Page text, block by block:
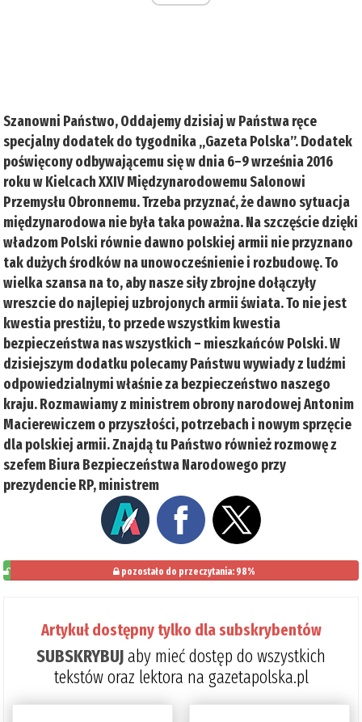
Szanowni Państwo, Oddajemy dzisiaj w Państwa ręce
specjalny dodatek do tygodnika „Gazeta Polska”. Dodatek
poświęcony odbywającemu się w dnia 6–9 września 2016
roku w Kielcach XXIV Międzynarodowemu Salonowi
Przemysłu Obronnemu. Trzeba przyznać, że dawno sytuacja
międzynarodowa nie była taka poważna. Na szczęście dzięki
władzom Polski równie dawno polskiej armii nie przyznano
tak dużych środków na unowocześnienie i rozbudowę. To
wielka szansa na to, aby nasze siły zbrojne dołączyły
wreszcie do najlepiej uzbrojonych armii świata. To nie jest
kwestia prestiżu, to przede wszystkim kwestia
bezpieczeństwa nas wszystkich – mieszkańców Polski. W
dzisiejszym dodatku polecamy Państwu wywiady z ludźmi
odpowiedzialnymi właśnie za bezpieczeństwo naszego
kraju. Rozmawiamy z ministrem obrony narodowej Antonim
Macierewiczem o przyszłości, potrzebach i nowym sprzęcie
dla polskiej armii. Znajdą tu Państwo również rozmowę z
szefem Biura Bezpieczeństwa Narodowego przy
prezydencie RP, ministrem
pozostało do przeczytania: 98%
Artykuł dostępny tylko dla subskrybentów
SUBSKRYBUJaby mieć dostęp do wszystkich
tekstów oraz lektora na gazetapolska.pl